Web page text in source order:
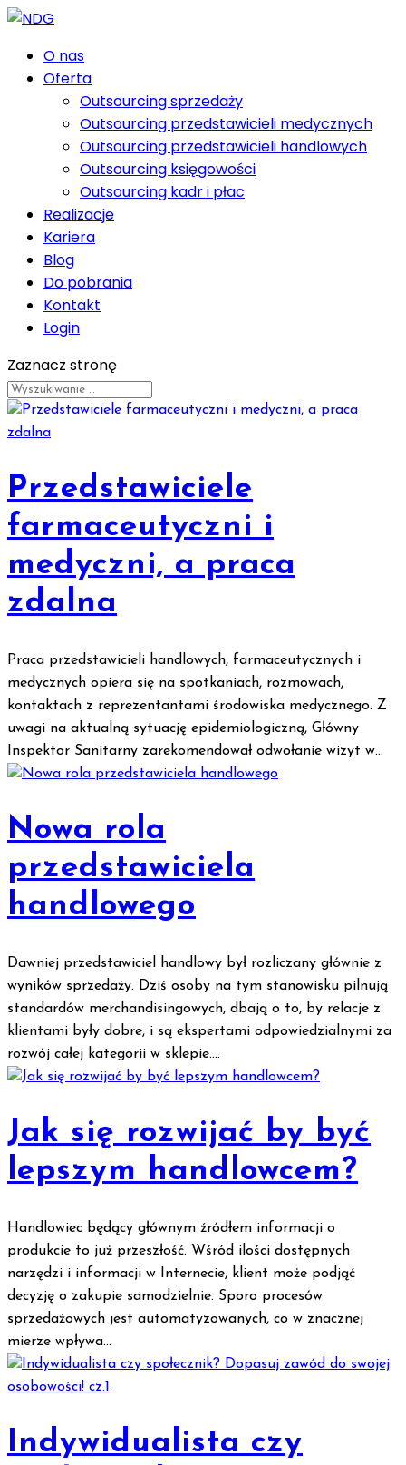
O nas
Oferta
Outsourcing sprzedaży
Outsourcing przedstawicieli medycznych
Outsourcing przedstawicieli handlowych
Outsourcing księgowości
Outsourcing kadr i płac
Realizacje
Kariera
Blog
Do pobrania
Kontakt
Login
Zaznacz stronę
Przedstawiciele
farmaceutyczni i
medyczni, a praca
zdalna
Praca przedstawicieli handlowych, farmaceutycznych i
medycznych opiera się na spotkaniach, rozmowach,
kontaktach z reprezentantami środowiska medycznego. Z
uwagi na aktualną sytuację epidemiologiczną, Główny
Inspektor Sanitarny zarekomendował odwołanie wizyt w...
Nowa rola
przedstawiciela
handlowego
Dawniej przedstawiciel handlowy był rozliczany głównie z
wyników sprzedaży. Dziś osoby na tym stanowisku pilnują
standardów merchandisingowych, dbają o to, by relacje z
klientami były dobre, i są ekspertami odpowiedzialnymi za
rozwój całej kategorii w sklepie....
Jak się rozwijać by być
lepszym handlowcem?
Handlowiec będący głównym źródłem informacji o
produkcie to już przeszłość. Wśród ilości dostępnych
narzędzi i informacji w Internecie, klient może podjąć
decyzję o zakupie samodzielnie. Sporo procesów
sprzedażowych jest automatyzowanych, co w znacznej
mierze wpływa...
Indywidualista czy